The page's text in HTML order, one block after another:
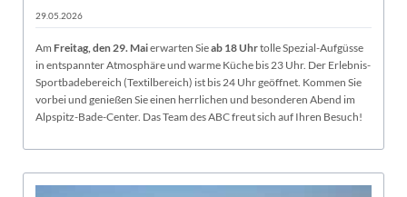
29.05.2026
Am Freitag, den 29. Maierwarten Sieab 18 Uhrtolle Spezial-Aufgüsse
in entspannter Atmosphäre und warme Küche bis 23 Uhr. Der Erlebnis-
Sportbadebereich (Textilbereich) ist bis 24 Uhr geöffnet. Kommen Sie
vorbei und genießen Sie einen herrlichen und besonderen Abend im
Alpspitz-Bade-Center. Das Team des ABC freut sich auf Ihren Besuch!